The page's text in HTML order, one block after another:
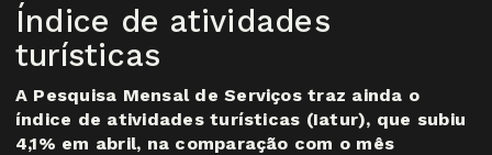
Índice de atividades
turísticas
A Pesquisa Mensal de Serviços traz ainda o
índice de atividades turísticas (Iatur), que subiu
4,1% em abril, na comparação com o mês